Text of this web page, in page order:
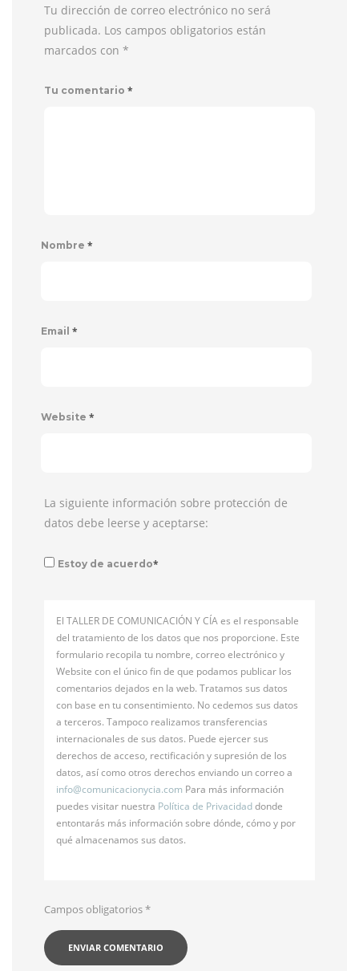
Tu dirección de correo electrónico no será
publicada. Los campos obligatorios están
marcados con *
Tu comentario *
Nombre *
Email *
Website *
La siguiente información sobre protección de
datos debe leerse y aceptarse:
Estoy de acuerdo*
El TALLER DE COMUNICACIÓN Y CÍA es el responsable
del tratamiento de los datos que nos proporcione. Este
formulario recopila tu nombre, correo electrónico y
Website con el único fin de que podamos publicar los
comentarios dejados en la web. Tratamos sus datos
con base en tu consentimiento. No cedemos sus datos
a terceros. Tampoco realizamos transferencias
internacionales de sus datos. Puede ejercer sus
derechos de acceso, rectificación y supresión de los
datos, así como otros derechos enviando un correo a
info@comunicacionycia.com Para más información
puedes visitar nuestra Política de Privacidaddonde
entontarás más información sobre dónde, cómo y por
qué almacenamos sus datos.
Campos obligatorios*